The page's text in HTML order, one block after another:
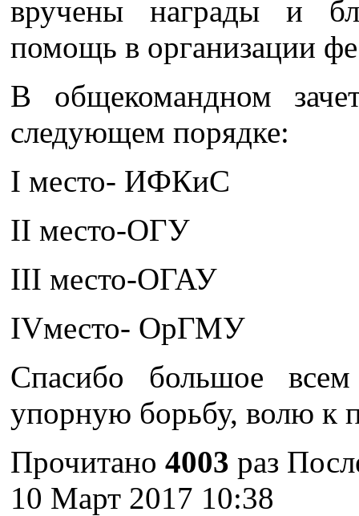
вручены награды и
помощь в организации
В общекомандном
следующем порядке:
I место- ИФКиС
II место-ОГУ
III место-ОГАУ
IVместо- ОрГМУ
Спасибо большое
упорную борьбу, волю к
Прочитано 4003 раз
10 Март 2017 10:38